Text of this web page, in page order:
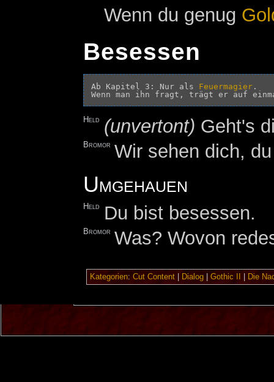
Wenn du genug
Besessen
Ab Kapitel 3: Nur als Feuermagier .
Held (unvertont) Geht's
Bromor Wir sehen dich,
Umgehauen
Held Du bist besessen.
Bromor Was? Wovon
Kategorien: Cut Content| Dialog| Gothic II Die